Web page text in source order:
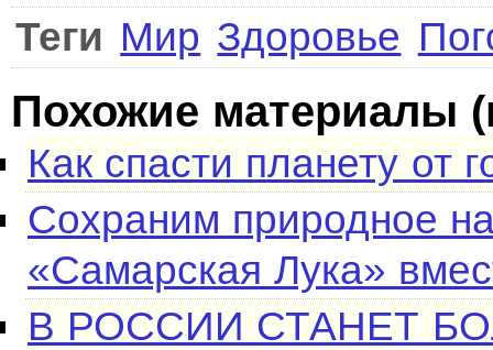
Теги Мир Здоровье
Похожие материалы
Как спасти планету от
Сохраним природное
«Самарская Лука»
В РОССИИ СТАНЕТ